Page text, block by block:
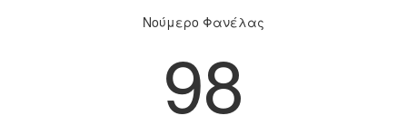
Νούμερο Φανέλας
98